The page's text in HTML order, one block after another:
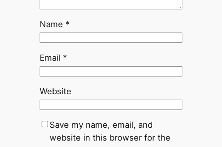
Name *
Email *
Website
Save my name, email, and
website in this browser for the